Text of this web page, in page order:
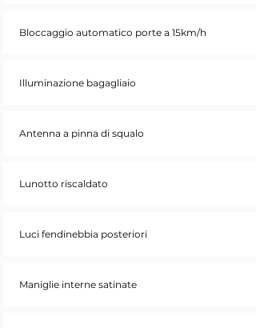
Bloccaggio automatico porte a 15km/h
Illuminazione bagagliaio
Antenna a pinna di squalo
Lunotto riscaldato
Luci fendinebbia posteriori
Maniglie interne satinate